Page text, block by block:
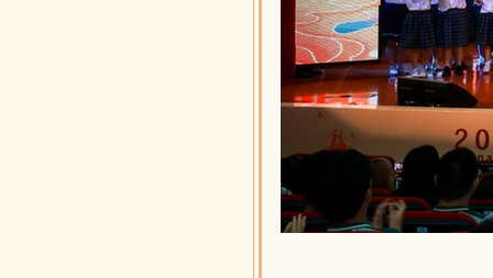
（三）参与者提交视频
（四）本公告未尽事宜